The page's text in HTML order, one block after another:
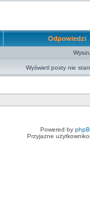
Odpowiedzi
Wyświetl posty nie
Powered by
Przyjazne